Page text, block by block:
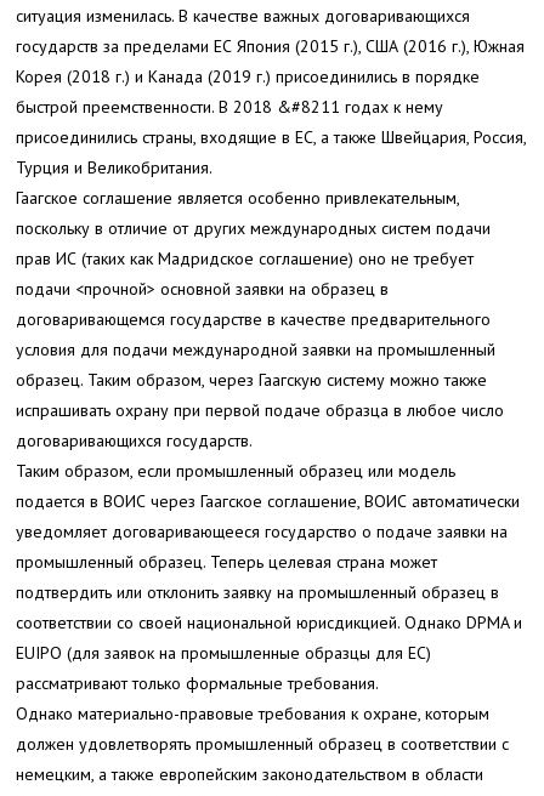
ситуация изменилась. В качестве важных договаривающихся
государств за пределами ЕС Япония (2015 г.), США (2016 г.), Южная
Корея (2018 г.) и Канада (2019 г.) присоединились в порядке
быстрой преемственности. В 2018 &#8211 годах к нему
присоединились страны, входящие в ЕС, а также Швейцария, Россия,
Турция и Великобритания.
Гаагское соглашение является особенно привлекательным,
поскольку в отличие от других международных систем подачи
прав ИС (таких как Мадридское соглашение) оно не требует
подачи <прочной> основной заявки на образец в
договаривающемся государстве в качестве предварительного
условия для подачи международной заявки на промышленный
образец. Таким образом, через Гаагскую систему можно также
испрашивать охрану при первой подаче образца в любое число
договаривающихся государств.
Таким образом, если промышленный образец или модель
подается в ВОИС через Гаагское соглашение, ВОИС автоматически
уведомляет договаривающееся государство о подаче заявки на
промышленный образец. Теперь целевая страна может
подтвердить или отклонить заявку на промышленный образец в
соответствии со своей национальной юрисдикцией. Однако DPMA и
EUIPO (для заявок на промышленные образцы для ЕС)
рассматривают только формальные требования.
Однако материально-правовые требования к охране, которым
должен удовлетворять промышленный образец в соответствии с
немецким, а также европейским законодательством в области